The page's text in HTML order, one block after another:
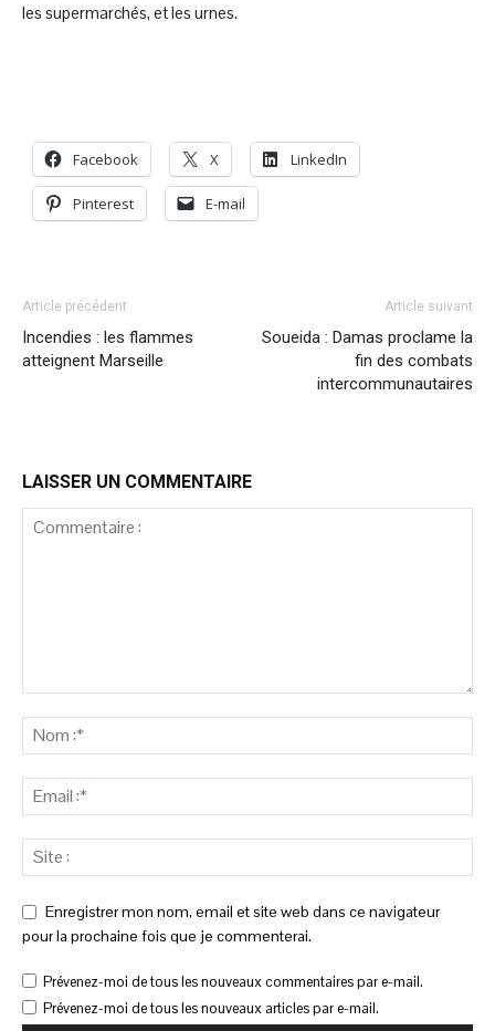
les supermarchés, et les urnes.
Facebook X LinkedIn
Pinterest E-mail
Article précédent
Incendies : les flammes
atteignent Marseille
Article suivant
Soueida : Damas proclame la
fin des combats
intercommunautaires
LAISSER UN COMMENTAIRE
Enregistrer mon nom, email et site web dans ce navigateur
pour la prochaine fois que je commenterai.
Prévenez-moi de tous les nouveaux commentaires par e-mail.
Prévenez-moi de tous les nouveaux articles par e-mail.